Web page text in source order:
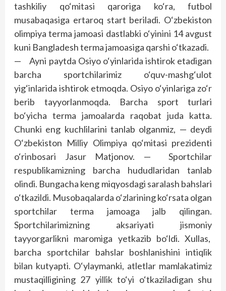
tashkiliy qo‘mitasi qaroriga ko‘ra, futbol
musabaqasiga ertaroq start beriladi. O‘zbekiston
olimpiya terma jamoasi dastlabki o‘yinini 14 avgust
kuni Bangladesh terma jamoasiga qarshi o‘tkazadi.
— Ayni paytda Osiyo o‘yinlarida ishtirok etadigan
barcha sportchilarimiz o‘quv-mashg‘ulot
yig‘inlarida ishtirok etmoqda. Osiyo o‘yinlariga zo‘r
berib tayyorlanmoqda. Barcha sport turlari
bo‘yicha terma jamoalarda raqobat juda katta.
Chunki eng kuchlilarini tanlab olganmiz, — deydi
O‘zbekiston Milliy Olimpiya qo‘mitasi prezidenti
o‘rinbosari Jasur Matjonov. — Sportchilar
respublikamizning barcha hududlaridan tanlab
olindi. Bungacha keng miqyosdagi saralash bahslari
o‘tkazildi. Musobaqalarda o‘zlarining ko‘rsata olgan
sportchilar terma jamoaga jalb qilingan.
Sportchilarimizning aksariyati jismoniy
tayyorgarlikni maromiga yetkazib bo‘ldi. Xullas,
barcha sportchilar bahslar boshlanishini intiqlik
bilan kutyapti. O‘ylaymanki, atletlar mamlakatimiz
mustaqilligining 27 yillik to‘yi o‘tkaziladigan shu